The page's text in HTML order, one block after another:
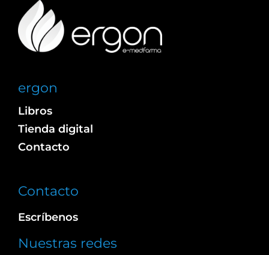
ergon
Libros
Tienda digital
Contacto
Contacto
Escríbenos
Nuestras redes